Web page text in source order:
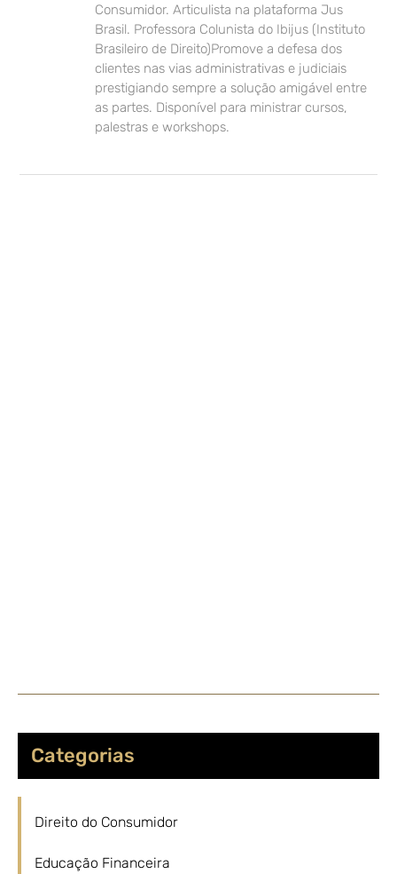
Consumidor. Articulista na plataforma Jus
Brasil. Professora Colunista do Ibijus (Instituto
Brasileiro de Direito)Promove a defesa dos
clientes nas vias administrativas e judiciais
prestigiando sempre a solução amigável entre
as partes. Disponível para ministrar cursos,
palestras e workshops.
Categorias
Direito do Consumidor
Educação Financeira